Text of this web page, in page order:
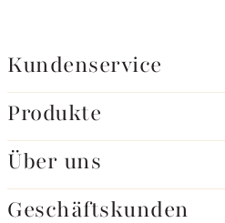
Kundenservice
Produkte
Über uns
Geschäftskunden